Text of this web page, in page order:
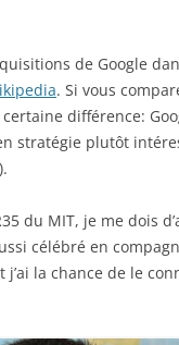
de Google
. Si vous
différence:
stratégie plutôt
du MIT, je me dois
célébré en
j’ai la chance de le